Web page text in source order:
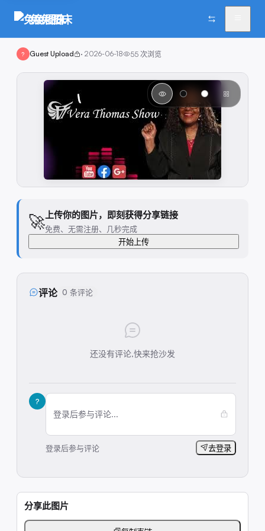
兔兔图床
? Guest Upload · 2026-06-18 55 次浏览
🚀上传你的图片，即刻获得分享链接
免费、无需注册、几秒完成
开始上传
评论 0 条评论
还没有评论,快来抢沙发
?
登录后参与评论...
登录后参与评论 去登录
分享此图片